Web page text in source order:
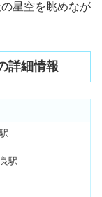
星空を眺めなが
詳細情報
駅